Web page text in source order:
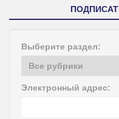
Выберите раздел:
Электронный адрес: